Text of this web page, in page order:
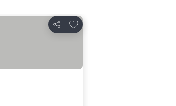
Jaa
Lisää suosikkeihin